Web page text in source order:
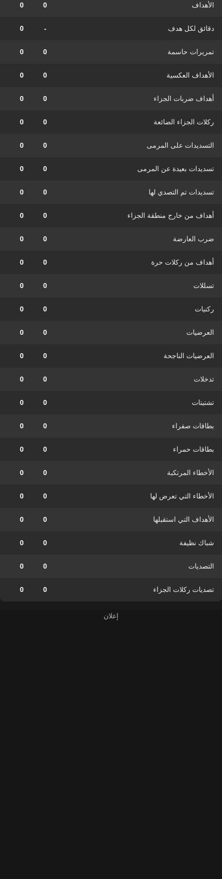
الأهداف 0
0
دقائق لكل هدف -
0
تمريرات حاسمة 0
0
الأهداف العكسية 0
0
أهداف ضربات الجزاء 0
0
ركلات الجزاء الضائعة 0
0
التسديدات على المرمى 0
0
تسديدات بعيدة عن المرمى 0
0
تسديدات تم التصدي لها 0
0
أهداف من خارج منطقة الجزاء 0
0
ضرب العارضة 0
0
أهداف من ركلات حرة 0
0
تسللات 0
0
ركنيات 0
0
العرضيات 0
0
العرضيات الناجحة 0
0
تدخلات 0
0
تشتيتات 0
0
بطاقات صفراء 0
0
بطاقات حمراء 0
0
الأخطاء المرتكبة 0
0
الأخطاء التي تعرض لها 0
0
الأهداف التي استقبلها 0
0
شباك نظيفة 0
0
التصديات 0
0
تصديات ركلات الجزاء 0
0